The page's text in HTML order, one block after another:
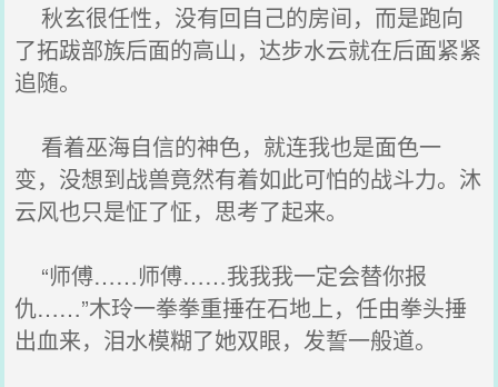
秋玄很任性，没有回自己的房间，而是跑向
了拓跋部族后面的高山，达步水云就在后面紧紧
追随。
看着巫海自信的神色，就连我也是面色一
变，没想到战兽竟然有着如此可怕的战斗力。沐
云风也只是怔了怔，思考了起来。
“师傅……师傅……我我我一定会替你报
仇……”木玲一拳拳重捶在石地上，任由拳头捶
出血来，泪水模糊了她双眼，发誓一般道。